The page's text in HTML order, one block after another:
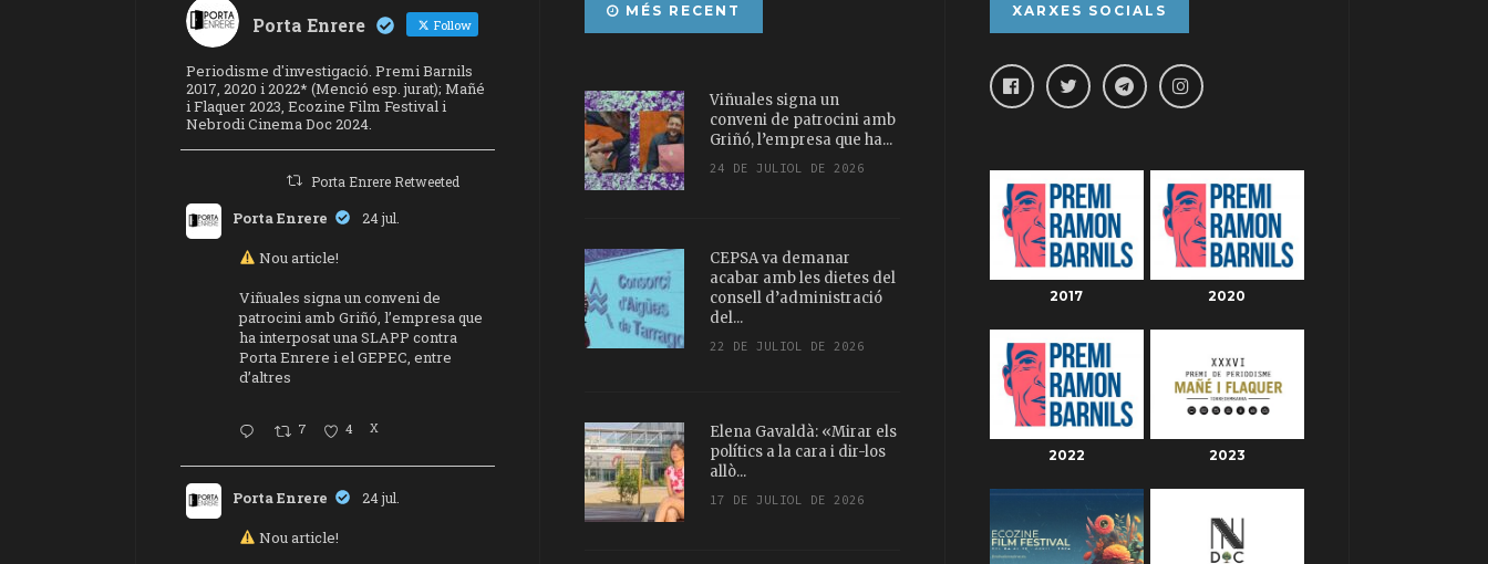
Porta Enrere Follow
Periodisme d'investigació. Premi Barnils
2017, 2020 i 2022* (Menció esp. jurat); Mañé
i Flaquer 2023, Ecozine Film Festival i
Nebrodi Cinema Doc 2024.
Porta Enrere Retweeted
Porta Enrere 24 jul.
Nou article!
Viñuales signa un conveni de
patrocini amb Griñó, l’empresa que
ha interposat una SLAPP contra
Porta Enrere i el GEPEC, entre
d’altres
7 4 X
Porta Enrere 24 jul.
Nou article!
MÉS RECENT
Viñuales signa un
conveni de patrocini amb
Griñó, l’empresa que ha...
24 DE JULIOL DE 2026
CEPSA va demanar
acabar amb les dietes del
consell d’administració
del...
22 DE JULIOL DE 2026
Elena Gavaldà: «Mirar els
polítics a la cara i dir-los
allò...
17 DE JULIOL DE 2026
XARXES SOCIALS
2017 2020
2022 2023